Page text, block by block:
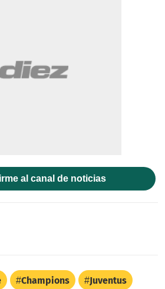
al canal de noticias
Champions Juventus